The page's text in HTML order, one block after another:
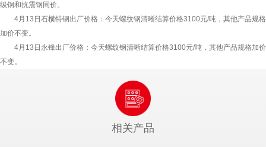
级钢和抗震钢同价。
4月13日石横特钢出厂价格：今天螺纹钢清晰结算价格3100元/吨，其他产品规格
加价不变。
4月13日永锋出厂价格：今天螺纹钢清晰结算价格3100元/吨，其他产品规格加价
不变。
相关产品